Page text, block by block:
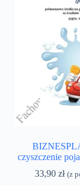
czyszczenie
33,90 zł (z